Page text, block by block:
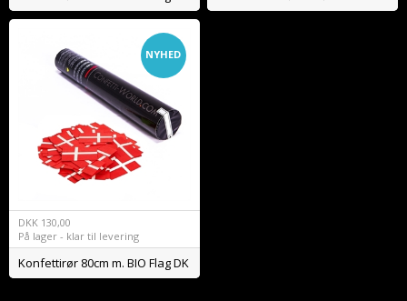
NYHED
DKK 130,00
På lager - klar til levering
Konfettirør 80cm m. BIO Flag DK